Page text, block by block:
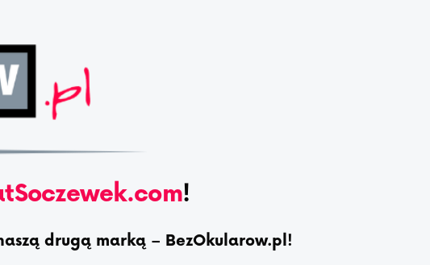
!
drugą marką – BezOkularow.pl!